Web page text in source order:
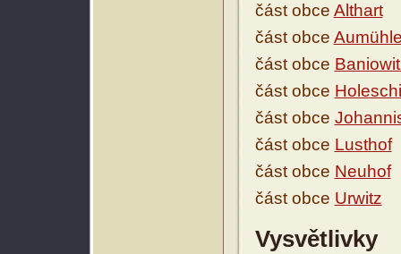
část obce Althart
část obce
část obce
část obce
část obce
část obce Lusthof
část obce Neuhof
část obce Urwitz
Vysvětlivky